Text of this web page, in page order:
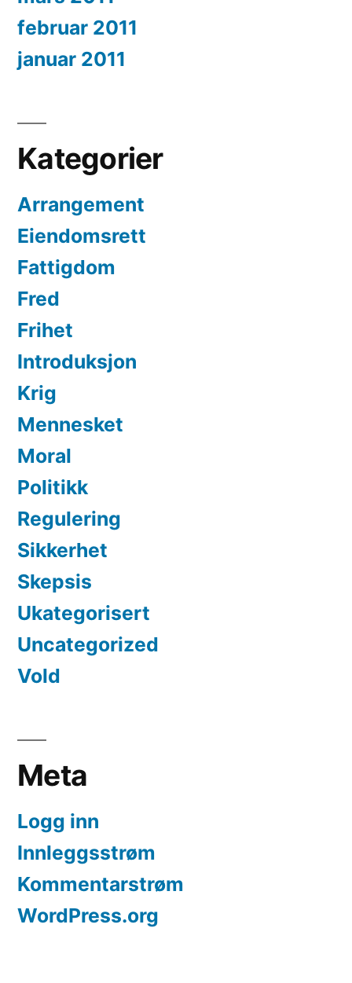
februar 2011
januar 2011
Kategorier
Arrangement
Eiendomsrett
Fattigdom
Fred
Frihet
Introduksjon
Krig
Mennesket
Moral
Politikk
Regulering
Sikkerhet
Skepsis
Ukategorisert
Uncategorized
Vold
Meta
Logg inn
Innleggsstrøm
Kommentarstrøm
WordPress.org